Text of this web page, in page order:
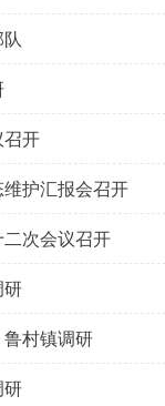
召开
护汇报会召开
次会议召开
研
村镇调研
研